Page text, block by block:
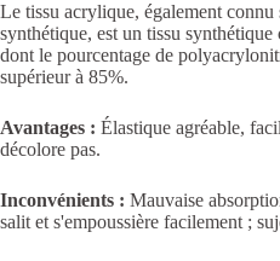
Le tissu acrylique, également connu
synthétique, est un tissu
dont le pourcentage de
supérieur à 85%.
Avantages : Élastique agréable,
décolore pas.
Inconvénients : Mauvaise
salit et s'empoussière facilement ;